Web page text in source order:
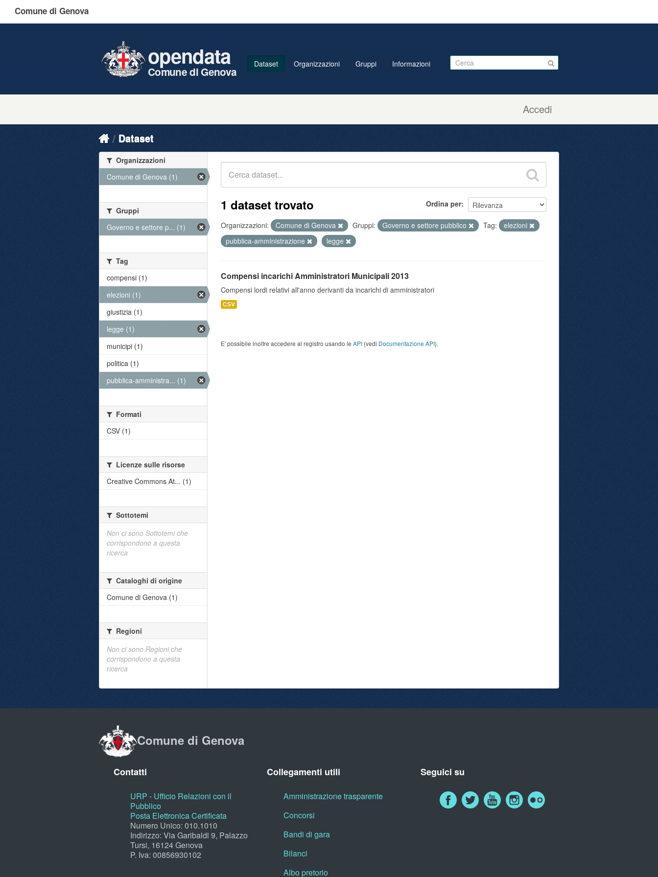
Comune di Genova
Accedi
opendata
Comune di Genova
Dataset Organizzazioni Gruppi Informazioni
Dataset
Ordina per
1 dataset trovato
Organizzazioni: Comune di Genova Gruppi: Governo e settore pubblico Tag:
elezioni
pubblica-amministrazione
legge
Compensi incarichi Amministratori Municipali 2013
Compensi lordi relativi all'anno derivanti da incarichi di amministratori
CSV
E' possibile inoltre accedere al registro usando le API (vedi Documentazione API).
Organizzazioni
Comune di Genova (1)
Gruppi
Governo e settore p... (1)
Tag
compensi (1)
elezioni (1)
giustizia (1)
legge (1)
municipi (1)
politica (1)
pubblica-amministra... (1)
Formati
CSV (1)
Licenze sulle risorse
Creative Commons At... (1)
Sottotemi
Non ci sono Sottotemi che
corrispondono a questa
ricerca
Cataloghi di origine
Comune di Genova (1)
Regioni
Non ci sono Regioni che
corrispondono a questa
ricerca
Comune di Genova
Contatti
URP - Ufficio Relazioni con il
Pubblico
Posta Elettronica Certificata
Numero Unico: 010.1010
Indirizzo: Via Garibaldi 9, Palazzo
Tursi, 16124 Genova
P. Iva: 00856930102
Collegamenti utili
Amministrazione trasparente
Concorsi
Bandi di gara
Bilanci
Albo pretorio
Seguici su